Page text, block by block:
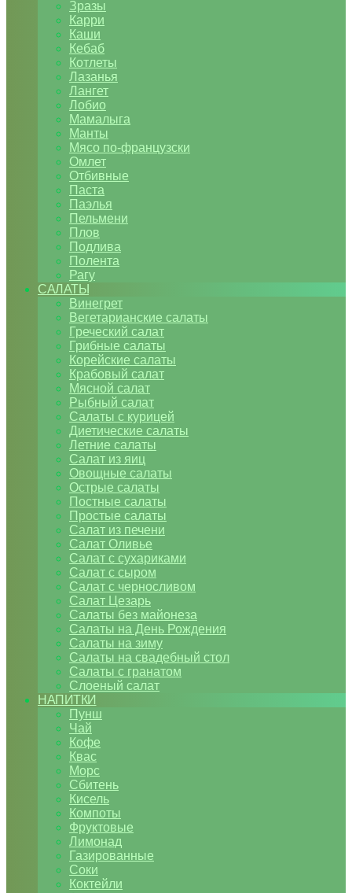
Зразы
Карри
Каши
Кебаб
Котлеты
Лазанья
Лангет
Лобио
Мамалыга
Манты
Мясо по-французски
Омлет
Отбивные
Паста
Паэлья
Пельмени
Плов
Подлива
Полента
Рагу
САЛАТЫ
Винегрет
Вегетарианские салаты
Греческий салат
Грибные салаты
Корейские салаты
Крабовый салат
Мясной салат
Рыбный салат
Салаты с курицей
Диетические салаты
Летние салаты
Салат из яиц
Овощные салаты
Острые салаты
Постные салаты
Простые салаты
Салат из печени
Салат Оливье
Салат с сухариками
Салат с сыром
Салат с черносливом
Салат Цезарь
Салаты без майонеза
Салаты на День Рождения
Салаты на зиму
Салаты на свадебный стол
Салаты с гранатом
Слоеный салат
НАПИТКИ
Пунш
Чай
Кофе
Квас
Морс
Сбитень
Кисель
Компоты
Фруктовые
Лимонад
Газированные
Соки
Коктейли